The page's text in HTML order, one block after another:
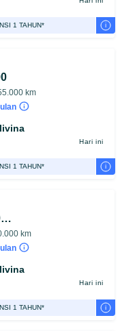
1 TAHUN* i
km
Hari ini
1 TAHUN* i
Rp 105.000.000
km
Hari ini
1 TAHUN* i